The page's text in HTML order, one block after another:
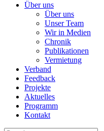
Über uns
Über uns
Unser Team
Wir in Medien
Chronik
Publikationen
Vermietung
Verband
Feedback
Projekte
Aktuelles
Programm
Kontakt